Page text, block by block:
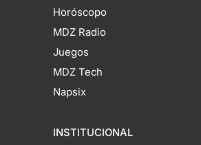
Horóscopo
MDZ Radio
Juegos
MDZ Tech
Napsix
INSTITUCIONAL